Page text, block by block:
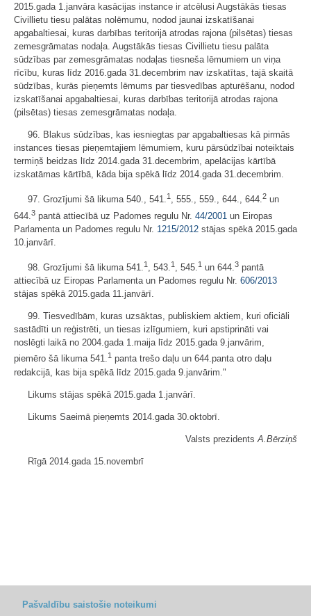
2015.gada 1.janvāra kasācijas instance ir atcēlusi Augstākās tiesas
Civillietu tiesu palātas nolēmumu, nodod jaunai izskatīšanai
apgabaltiesai, kuras darbības teritorijā atrodas rajona (pilsētas) tiesas
zemesgrāmatas nodaļa. Augstākās tiesas Civillietu tiesu palāta
sūdzības par zemesgrāmatas nodaļas tiesneša lēmumiem un viņa
rīcību, kuras līdz 2016.gada 31.decembrim nav izskatītas, tajā skaitā
sūdzības, kurās pieņemts lēmums par tiesvedības apturēšanu, nodod
izskatīšanai apgabaltiesai, kuras darbības teritorijā atrodas rajona
(pilsētas) tiesas zemesgrāmatas nodaļa.
96. Blakus sūdzības, kas iesniegtas par apgabaltiesas kā pirmās
instances tiesas pieņemtajiem lēmumiem, kuru pārsūdzībai noteiktais
termiņš beidzas līdz 2014.gada 31.decembrim, apelācijas kārtībā
izskatāmas kārtībā, kāda bija spēkā līdz 2014.gada 31.decembrim.
97. Grozījumi šā likuma 540., 541.1 , 555., 559., 644., 644.2 un
644. 3 pantā attiecībā uz Padomes regulu Nr. 44/2001 un Eiropas
Parlamenta un Padomes regulu Nr. 1215/2012 stājas spēkā 2015.gada
10.janvārī.
98. Grozījumi šā likuma 541.1 , 543.1 , 545.1 un 644.3 pantā
attiecībā uz Eiropas Parlamenta un Padomes regulu Nr. 606/2013
stājas spēkā 2015.gada 11.janvārī.
99. Tiesvedībām, kuras uzsāktas, publiskiem aktiem, kuri oficiāli
sastādīti un reģistrēti, un tiesas izlīgumiem, kuri apstiprināti vai
noslēgti laikā no 2004.gada 1.maija līdz 2015.gada 9.janvārim,
piemēro šā likuma 541.1 panta trešo daļu un 644.panta otro daļu
redakcijā, kas bija spēkā līdz 2015.gada 9.janvārim."
Likums stājas spēkā 2015.gada 1.janvārī.
Likums Saeimā pieņemts 2014.gada 30.oktobrī.
Valsts prezidents A.Bērziņš
Rīgā 2014.gada 15.novembrī
Pašvaldību saistošie noteikumi